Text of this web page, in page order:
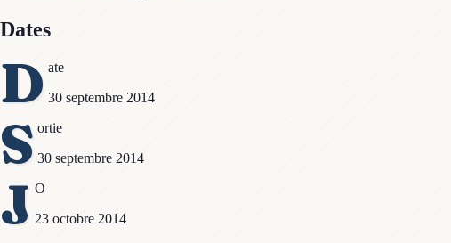
Dates
D ate
30 septembre 2014
S ortie
30 septembre 2014
J O
23 octobre 2014